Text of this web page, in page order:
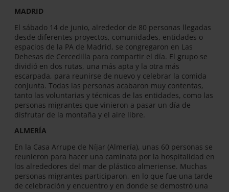
MADRID
El sábado 14 de junio, alrededor de 80 personas llegadas
desde diferentes proyectos, comunidades, entidades o
espacios de la PA de Madrid, se congregaron en Las
Dehesas de Cercedilla para compartir el día. El grupo se
dividió en dos rutas, una más apta y la otra más
escarpada, para reunirse de nuevo y celebrar la comida
conjunta. Todas las personas acabaron muy contentas,
tanto las voluntarias y técnicas de las entidades, como las
personas migrantes que vinieron a pasar un día de
disfrutar de la montaña y el aire libre.
ALMERÍA
En la Casa Arrupe de Níjar (Almería), unas 60 personas se
reunieron para hacer una caminata por la hospitalidad en
los alrededores del mar de plástico almeriense. Muchas
personas migrantes participaron, en lo que fue una tarde
de celebración y encuentro y en donde se demostró una